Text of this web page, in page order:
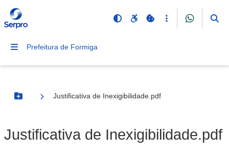
Prefeitura de Formiga
Botão Menu
Justificativa de Inexigibilidade.pdf
Justificativa de Inexigibilidade.pdf